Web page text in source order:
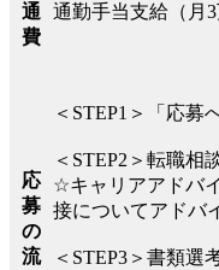
通
費
通勤手当支給（月3
応
募
の
流
＜STEP1＞「応募
＜STEP2＞転職相
☆キャリアアドバ
接についてアドバ
＜STEP3＞書類選